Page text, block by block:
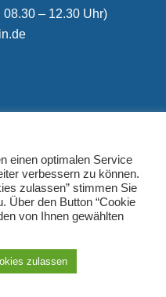
08.30 – 12.30 Uhr)
einen optimalen Service
verbessern zu können.
zulassen” stimmen Sie
Über den Button “Cookie
von Ihnen gewählten
zulassen